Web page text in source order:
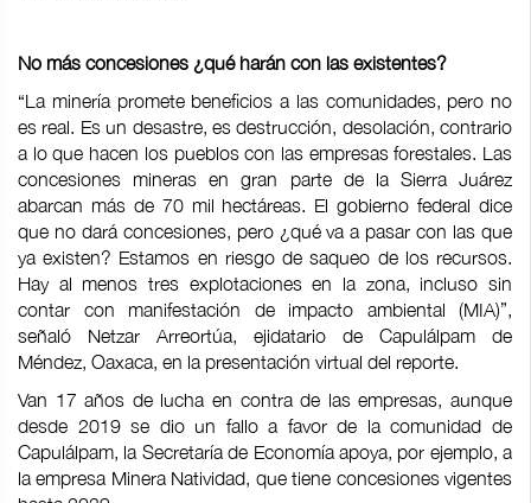
No más concesiones ¿qué harán con las existentes?
“La minería promete beneficios a las comunidades, pero no
es real. Es un desastre, es destrucción, desolación, contrario
a lo que hacen los pueblos con las empresas forestales. Las
concesiones mineras en gran parte de la Sierra Juárez
abarcan más de 70 mil hectáreas. El gobierno federal dice
que no dará concesiones, pero ¿qué va a pasar con las que
ya existen? Estamos en riesgo de saqueo de los recursos.
Hay al menos tres explotaciones en la zona, incluso sin
contar con manifestación de impacto ambiental (MIA)”,
señaló Netzar Arreortúa, ejidatario de Capulálpam de
Méndez, Oaxaca, en la presentación virtual del reporte.
Van 17 años de lucha en contra de las empresas, aunque
desde 2019 se dio un fallo a favor de la comunidad de
Capulálpam, la Secretaría de Economía apoya, por ejemplo, a
la empresa Minera Natividad, que tiene concesiones vigentes